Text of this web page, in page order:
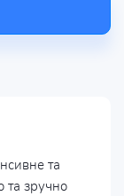
та
та зручно